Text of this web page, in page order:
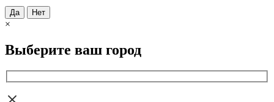
Да Нет
×
Выберите ваш город